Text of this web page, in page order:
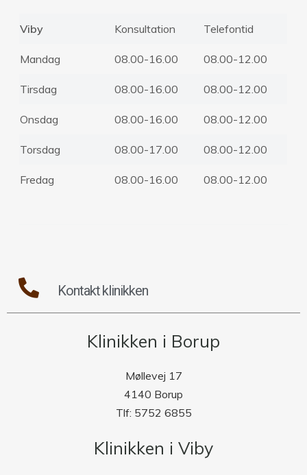
Viby Konsultation Telefontid
Mandag 08.00-16.00 08.00-12.00
Tirsdag 08.00-16.00 08.00-12.00
Onsdag 08.00-16.00 08.00-12.00
Torsdag 08.00-17.00 08.00-12.00
Fredag 08.00-16.00 08.00-12.00
Kontakt klinikken
Klinikken i Borup
Møllevej 17
4140 Borup
Tlf: 5752 6855
Klinikken i Viby